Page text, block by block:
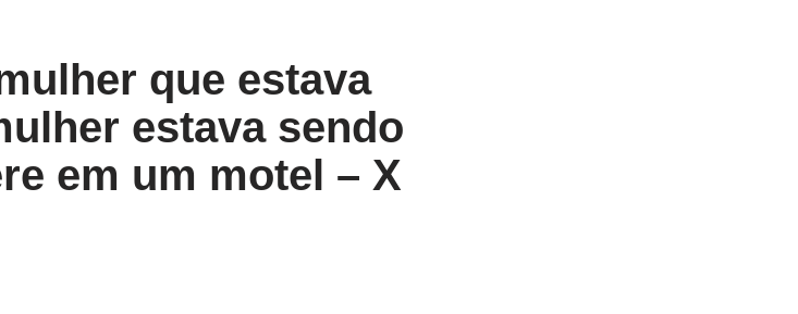
que estava
estava sendo
em um motel – X